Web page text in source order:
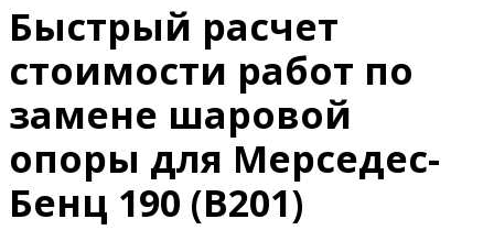
Быстрый расчет
стоимости работ по
замене шаровой
опоры для Мерседес-
Бенц 190 (В201)